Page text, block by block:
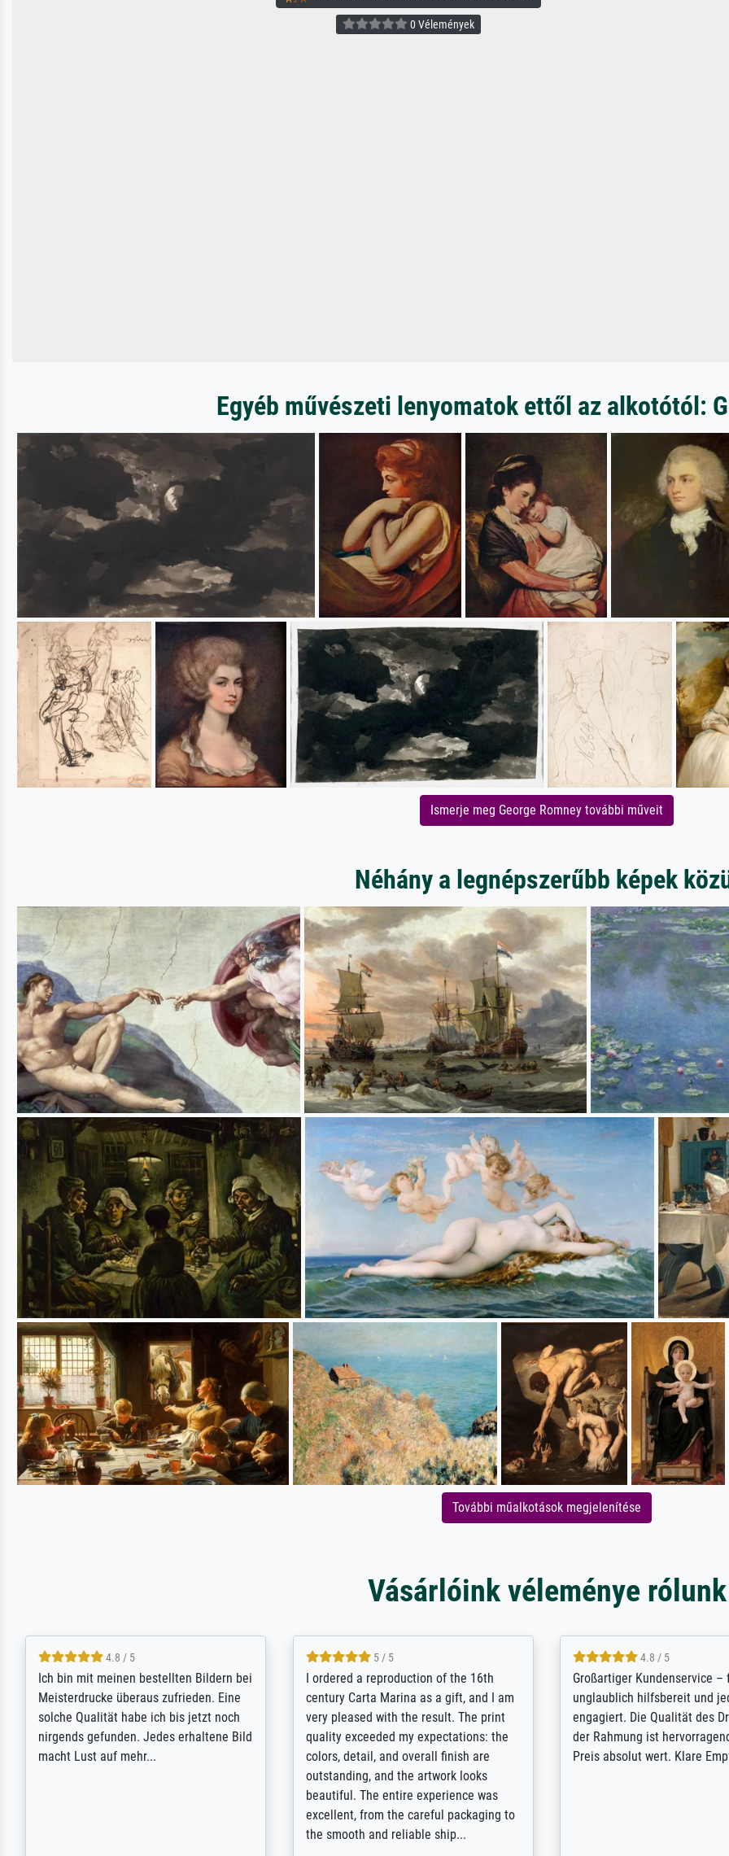
0 Vélemények
Egyéb művészeti lenyomatok ettől az alkotótól:
Ismerje meg George Romney további műveit
Néhány a legnépszerűbb képek
További műalkotások megjelenítése
Vásárlóink véleménye rólunk
5 / 5
Rundum positive Erfahrung. Die
Ausführung des Auftrags hat eine Weile
gedauert, die angekündigte Lieferzeit
wurde aber letztlich sogar etwas
unterschritten. Die Qualität des Papiers
5 / 5
The team at Meisterdrucke strives to
meet its clients demands, and provides
expert advice on how to obtain the best
results for the prints requested by the
client. The company has a vast
repertoire of prints to choose from, and
will provide excellent service also with
regards to prints which are not in that
repertoire. Highly recommended!
5 / 5
Outstanding quality and
support. - the quality of the
excellent and difficult to
from the real thing; it will be
for high-quality art prints